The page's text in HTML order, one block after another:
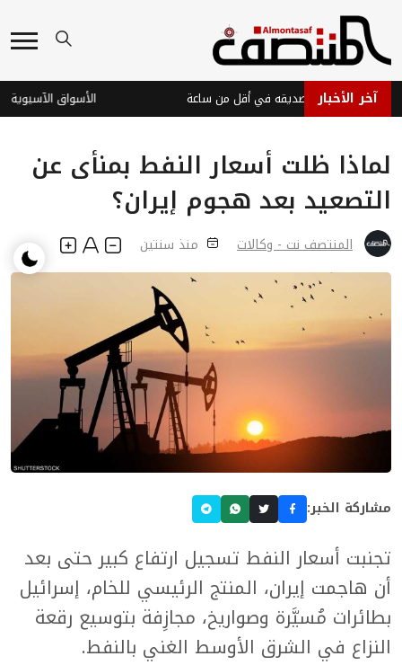
آخر الأخبار
قاتل صديقه في أقل من ساعة
لماذا ظلت أسعار النفط بمنأى عن
التصعيد بعد هجوم إيران؟
المنتصف نت - وكالات منذ سنتين
مشاركة الخبر:
تجنبت أسعار النفط تسجيل ارتفاع كبير حتى بعد
أن هاجمت إيران، المنتج الرئيسي للخام، إسرائيل
بطائرات مُسيَّرة وصواريخ، مجازِفة بتوسيع رقعة
النزاع في الشرق الأوسط الغني بالنفط.